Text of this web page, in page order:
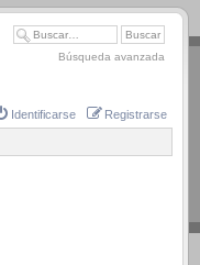
Búsqueda avanzada
Identificarse Registrarse